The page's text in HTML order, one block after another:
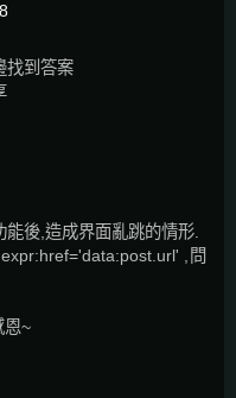
找到答案
後,造成界面亂跳的情形.
,問
恩~